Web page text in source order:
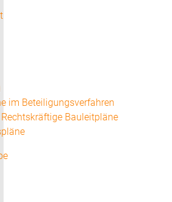
im Beteiligungsverfahren
Bauleitpläne